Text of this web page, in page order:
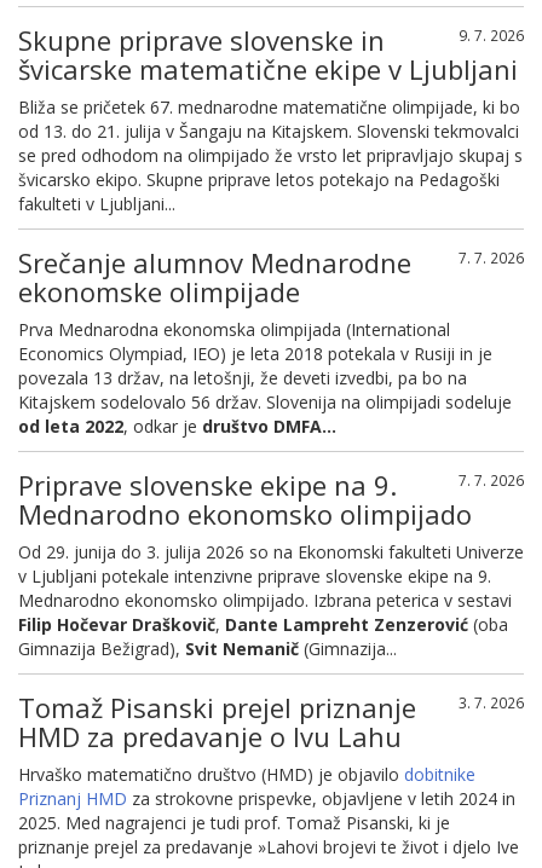
9. 7. 2026
Skupne priprave slovenske in
švicarske matematične ekipe v Ljubljani
Bliža se pričetek 67. mednarodne matematične olimpijade, ki bo
od 13. do 21. julija v Šangaju na Kitajskem. Slovenski tekmovalci
se pred odhodom na olimpijado že vrsto let pripravljajo skupaj s
švicarsko ekipo. Skupne priprave letos potekajo na Pedagoški
fakulteti v Ljubljani...
7. 7. 2026
Srečanje alumnov Mednarodne
ekonomske olimpijade
Prva Mednarodna ekonomska olimpijada (International
Economics Olympiad, IEO) je leta 2018 potekala v Rusiji in je
povezala 13 držav, na letošnji, že deveti izvedbi, pa bo na
Kitajskem sodelovalo 56 držav. Slovenija na olimpijadi sodeluje
od leta 2022, odkar je društvo DMFA...
7. 7. 2026
Priprave slovenske ekipe na 9.
Mednarodno ekonomsko olimpijado
Od 29. junija do 3. julija 2026 so na Ekonomski fakulteti Univerze
v Ljubljani potekale intenzivne priprave slovenske ekipe na 9.
Mednarodno ekonomsko olimpijado. Izbrana peterica v sestavi
Filip Hočevar Draškovič, Dante Lampreht Zenzerović (oba
Gimnazija Bežigrad), Svit Nemanič (Gimnazija...
3. 7. 2026
Tomaž Pisanski prejel priznanje
HMD za predavanje o Ivu Lahu
Hrvaško matematično društvo (HMD) je objavilo dobitnike
Priznanj HMD za strokovne prispevke, objavljene v letih 2024 in
2025. Med nagrajenci je tudi prof. Tomaž Pisanski, ki je
priznanje prejel za predavanje »Lahovi brojevi te život i djelo Ive